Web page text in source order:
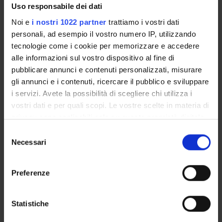
Uso responsabile dei dati
Noi e i nostri 1022 partner trattiamo i vostri dati
personali, ad esempio il vostro numero IP, utilizzando
tecnologie come i cookie per memorizzare e accedere
alle informazioni sul vostro dispositivo al fine di
pubblicare annunci e contenuti personalizzati, misurare
gli annunci e i contenuti, ricercare il pubblico e sviluppare
i servizi. Avete la possibilità di scegliere chi utilizza i
vostri dati e per quali scopi. Le vostre scelte in materia di
privacy sono applicabili solo su questa proprietà digitale
modificare o revocare il proprio consenso in qualsiasi
momento dalla Dichiarazione sui cookie o facendo clic
raccogliere informazioni sulla tua posizione
geografica, con un'approssimazione di qualche
delNecessari
Preferenze
Statistiche
e stimolazione (NSS) ed il sistema Video-EEG acquisiti
grazie a precedenti progetti in collaborazione con EBNeuro.
MAIN PARTNER
Department of Medicine, Surgery and Health Sciences,
Clinical Neurology Unit, Cattinara University Hospital,
Trieste, Italy
ENTI FINANZIATORI:
EB Neuro SpA
assegnato e gestito dal Dipartimento